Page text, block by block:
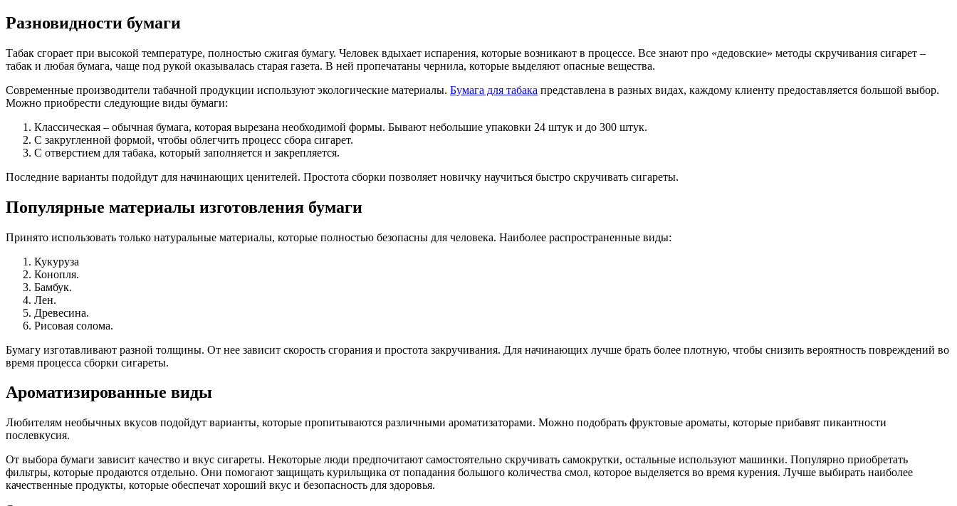
Разновидности бумаги
Табак сгорает при высокой температуре, полностью сжигая бумагу. Человек вдыхает испарения, которые возникают в процессе. Все знают про «дедовские» методы скручивания сигарет –
табак и любая бумага, чаще под рукой оказывалась старая газета. В ней пропечатаны чернила, которые выделяют опасные вещества.
Современные производители табачной продукции используют экологические материалы. Бумага для табака представлена в разных видах, каждому клиенту предоставляется большой выбор.
Можно приобрести следующие виды бумаги:
Классическая – обычная бумага, которая вырезана необходимой формы. Бывают небольшие упаковки 24 штук и до 300 штук.
С закругленной формой, чтобы облегчить процесс сбора сигарет.
С отверстием для табака, который заполняется и закрепляется.
Последние варианты подойдут для начинающих ценителей. Простота сборки позволяет новичку научиться быстро скручивать сигареты.
Популярные материалы изготовления бумаги
Принято использовать только натуральные материалы, которые полностью безопасны для человека. Наиболее распространенные виды:
Кукуруза
Конопля.
Бамбук.
Лен.
Древесина.
Рисовая солома.
Бумагу изготавливают разной толщины. От нее зависит скорость сгорания и простота закручивания. Для начинающих лучше брать более плотную, чтобы снизить вероятность повреждений во
время процесса сборки сигареты.
Ароматизированные виды
Любителям необычных вкусов подойдут варианты, которые пропитываются различными ароматизаторами. Можно подобрать фруктовые ароматы, которые прибавят пикантности
послевкусия.
От выбора бумаги зависит качество и вкус сигареты. Некоторые люди предпочитают самостоятельно скручивать самокрутки, остальные используют машинки. Популярно приобретать
фильтры, которые продаются отдельно. Они помогают защищать курильщика от попадания большого количества смол, которое выделяется во время курения. Лучше выбирать наиболее
качественные продукты, которые обеспечат хороший вкус и безопасность для здоровья.